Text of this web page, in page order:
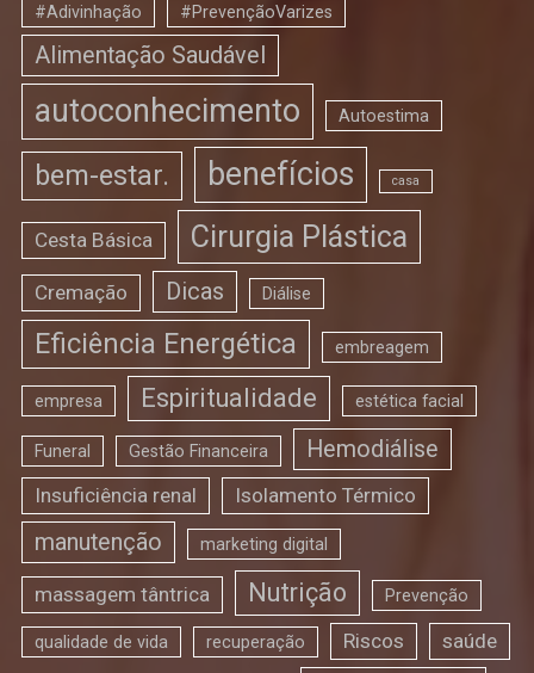
#Adivinhação #PrevençãoVarizes
Alimentação Saudável
autoconhecimento Autoestima
bem-estar. benefícios casa
Cesta Básica Cirurgia Plástica
Cremação Dicas Diálise
Eficiência Energética embreagem
empresa Espiritualidade estética facial
Funeral Gestão Financeira Hemodiálise
Insuficiência renal Isolamento Térmico
manutenção marketing digital
massagem tântrica Nutrição Prevenção
qualidade de vida recuperação Riscos saúde